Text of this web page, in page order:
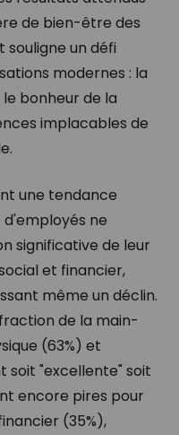
de bien-être des
un défi
modernes : la
bonheur de la
implacables de
une tendance
ne
significative de leur
et financier,
même un déclin.
de la main-
(63%) et
soit "excellente" soit
encore pires pour
(35%),